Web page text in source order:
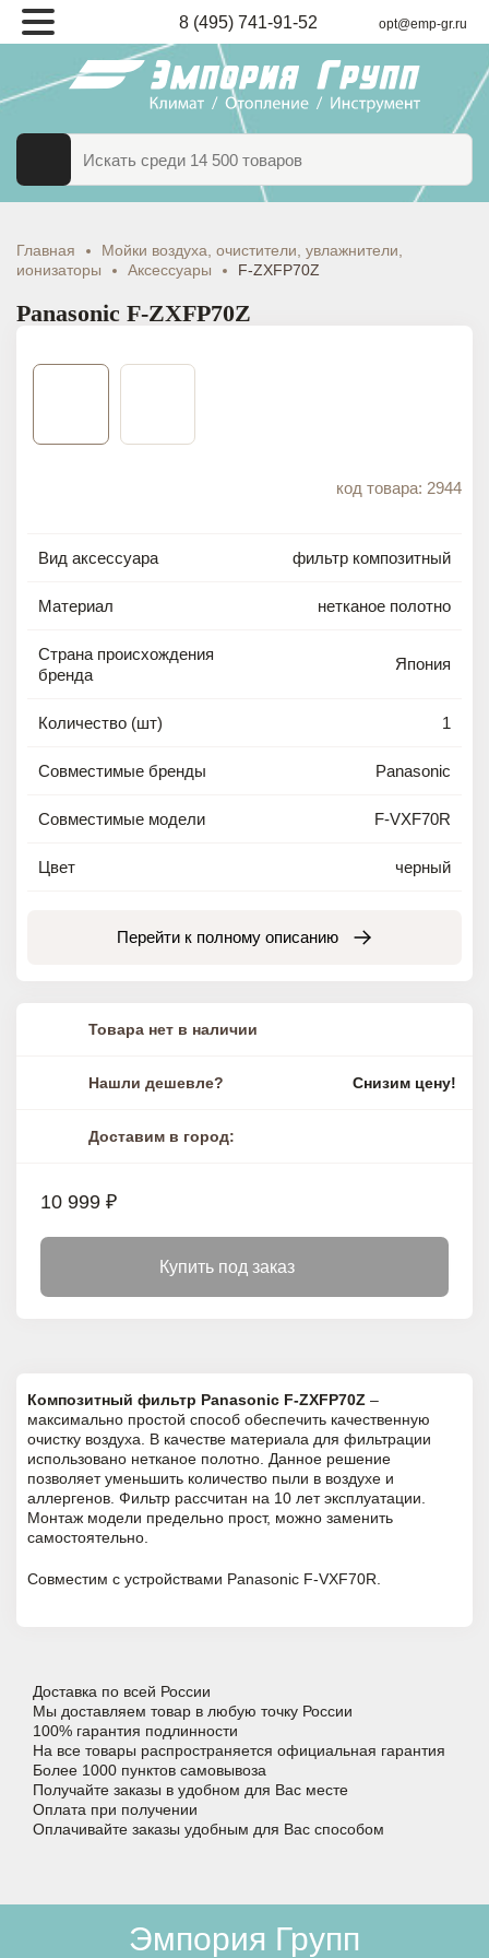
Главная
Мойки воздуха, очистители, увлажнители,
ионизаторы
Аксессуары F-ZXFP70Z
Panasonic F-ZXFP70Z
код товара: 2944
Вид аксессуара фильтр композитный
Материал нетканое полотно
Страна происхождения
бренда
Япония
Количество (шт) 1
Совместимые бренды Panasonic
Совместимые модели F-VXF70R
Цвет черный
Перейти к полному описанию
Товара нет в наличии
Нашли дешевле? Снизим цену!
Доставим в город:
10 999 ₽
Купить под заказ
Композитный фильтр Panasonic F-ZXFP70Z –
максимально простой способ обеспечить качественную
очистку воздуха. В качестве материала для фильтрации
использовано нетканое полотно. Данное решение
позволяет уменьшить количество пыли в воздухе и
аллергенов. Фильтр рассчитан на 10 лет эксплуатации.
Монтаж модели предельно прост, можно заменить
самостоятельно.
Совместим с устройствами Panasonic F-VXF70R.
Доставка по всей России
Мы доставляем товар в любую точку России
100% гарантия подлинности
На все товары распространяется официальная гарантия
Более 1000 пунктов самовывоза
Получайте заказы в удобном для Вас месте
Оплата при получении
Оплачивайте заказы удобным для Вас способом
Эмпория Групп
8 (495) 741-91-52 opt@emp-gr.ru